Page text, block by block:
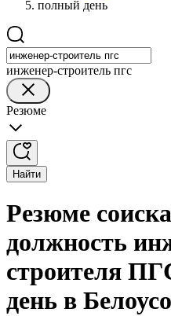
полный день
инженер-строитель пгс
Резюме
Найти
Резюме
должность
строителя
день в